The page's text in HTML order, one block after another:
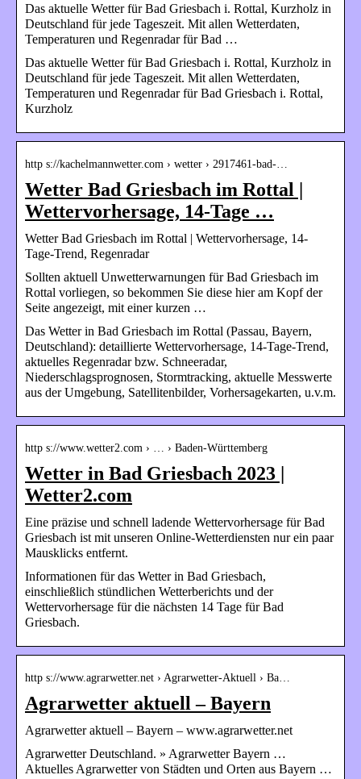
Das aktuelle Wetter für Bad Griesbach i. Rottal, Kurzholz in
Deutschland für jede Tageszeit. Mit allen Wetterdaten,
Temperaturen und Regenradar für Bad …
Das aktuelle Wetter für Bad Griesbach i. Rottal, Kurzholz in
Deutschland für jede Tageszeit. Mit allen Wetterdaten,
Temperaturen und Regenradar für Bad Griesbach i. Rottal,
Kurzholz
http s://kachelmannwetter.com › wetter › 2917461-bad-…
Wetter Bad Griesbach im Rottal |
Wettervorhersage, 14-Tage …
Wetter Bad Griesbach im Rottal | Wettervorhersage, 14-
Tage-Trend, Regenradar
Sollten aktuell Unwetterwarnungen für Bad Griesbach im
Rottal vorliegen, so bekommen Sie diese hier am Kopf der
Seite angezeigt, mit einer kurzen …
Das Wetter in Bad Griesbach im Rottal (Passau, Bayern,
Deutschland): detaillierte Wettervorhersage, 14-Tage-Trend,
aktuelles Regenradar bzw. Schneeradar,
Niederschlagsprognosen, Stormtracking, aktuelle Messwerte
aus der Umgebung, Satellitenbilder, Vorhersagekarten, u.v.m.
http s://www.wetter2.com › … › Baden-Württemberg
Wetter in Bad Griesbach 2023 |
Wetter2.com
Eine präzise und schnell ladende Wettervorhersage für Bad
Griesbach ist mit unseren Online-Wetterdiensten nur ein paar
Mausklicks entfernt.
Informationen für das Wetter in Bad Griesbach,
einschließlich stündlichen Wetterberichts und der
Wettervorhersage für die nächsten 14 Tage für Bad
Griesbach.
http s://www.agrarwetter.net › Agrarwetter-Aktuell › Ba…
Agrarwetter aktuell – Bayern
Agrarwetter aktuell – Bayern – www.agrarwetter.net
Agrarwetter Deutschland. » Agrarwetter Bayern …
Aktuelles Agrarwetter von Städten und Orten aus Bayern …